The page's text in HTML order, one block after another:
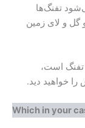
تفنگ‌ها
گل و لای زمین
تفنگ است،
خواهید دید.
Which in your